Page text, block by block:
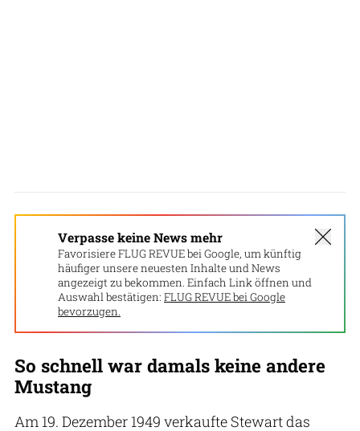
Verpasse keine News mehr
Favorisiere FLUG REVUE bei Google, um künftig
häufiger unsere neuesten Inhalte und News
angezeigt zu bekommen. Einfach Link öffnen und
Auswahl bestätigen: FLUG REVUE bei Google
bevorzugen.
So schnell war damals keine andere
Mustang
Am 19. Dezember 1949 verkaufte Stewart das